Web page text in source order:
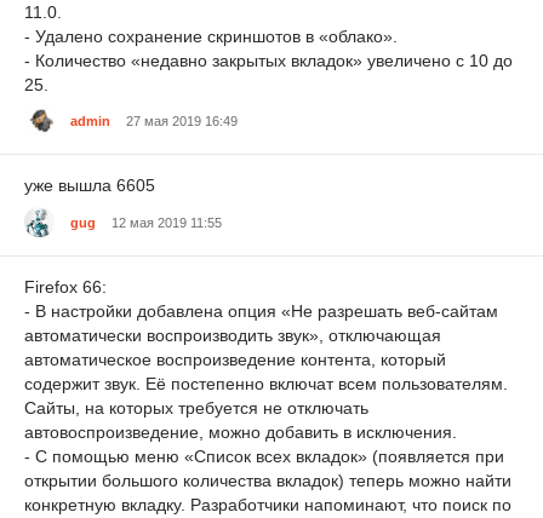
11.0.
- Удалено сохранение скриншотов в «облако».
- Количество «недавно закрытых вкладок» увеличено с 10 до
25.
admin 27 мая 2019 16:49
уже вышла 6605
gug 12 мая 2019 11:55
Firefox 66:
- В настройки добавлена опция «Не разрешать веб-сайтам
автоматически воспроизводить звук», отключающая
автоматическое воспроизведение контента, который
содержит звук. Её постепенно включат всем пользователям.
Сайты, на которых требуется не отключать
автовоспроизведение, можно добавить в исключения.
- С помощью меню «Список всех вкладок» (появляется при
открытии большого количества вкладок) теперь можно найти
конкретную вкладку. Разработчики напоминают, что поиск по